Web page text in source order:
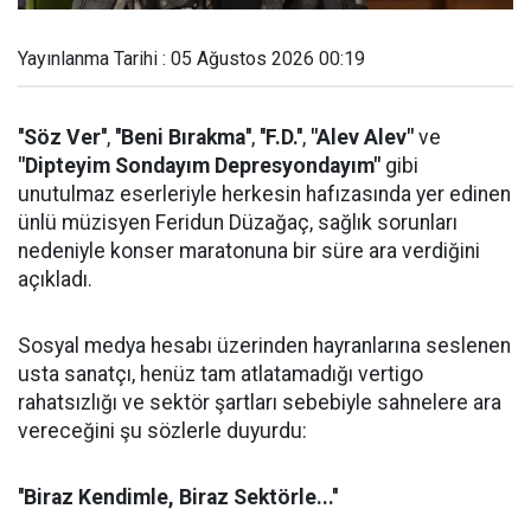
Yayınlanma Tarihi : 05 Ağustos 2026 00:19
''Söz Ver'', ''Beni Bırakma'', ''F.D.'', "Alev Alev" ve
"Dipteyim Sondayım Depresyondayım" gibi
unutulmaz eserleriyle herkesin hafızasında yer edinen
ünlü müzisyen Feridun Düzağaç, sağlık sorunları
nedeniyle konser maratonuna bir süre ara verdiğini
açıkladı.
Sosyal medya hesabı üzerinden hayranlarına seslenen
usta sanatçı, henüz tam atlatamadığı vertigo
rahatsızlığı ve sektör şartları sebebiyle sahnelere ara
vereceğini şu sözlerle duyurdu:
''Biraz Kendimle, Biraz Sektörle...''